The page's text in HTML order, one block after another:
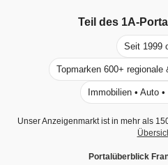
Teil des 1A-
Seit 1999
Topmarken 600+
Immobilien • Auto
Unser Anzeigenmarkt ist in mehr als
Portalüberblick